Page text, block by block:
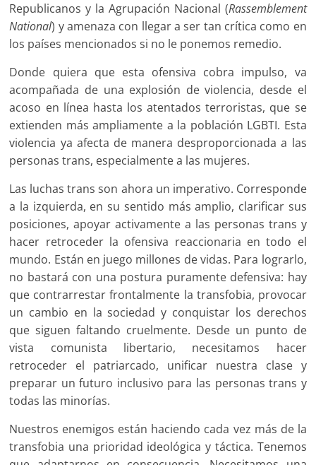
Republicanos y la Agrupación Nacional (Rassemblement
National) y amenaza con llegar a ser tan crítica como en
los países mencionados si no le ponemos remedio.
Donde quiera que esta ofensiva cobra impulso, va
acompañada de una explosión de violencia, desde el
acoso en línea hasta los atentados terroristas, que se
extienden más ampliamente a la población LGBTI. Esta
violencia ya afecta de manera desproporcionada a las
personas trans, especialmente a las mujeres.
Las luchas trans son ahora un imperativo. Corresponde
a la izquierda, en su sentido más amplio, clarificar sus
posiciones, apoyar activamente a las personas trans y
hacer retroceder la ofensiva reaccionaria en todo el
mundo. Están en juego millones de vidas. Para lograrlo,
no bastará con una postura puramente defensiva: hay
que contrarrestar frontalmente la transfobia, provocar
un cambio en la sociedad y conquistar los derechos
que siguen faltando cruelmente. Desde un punto de
vista comunista libertario, necesitamos hacer
retroceder el patriarcado, unificar nuestra clase y
preparar un futuro inclusivo para las personas trans y
todas las minorías.
Nuestros enemigos están haciendo cada vez más de la
transfobia una prioridad ideológica y táctica. Tenemos